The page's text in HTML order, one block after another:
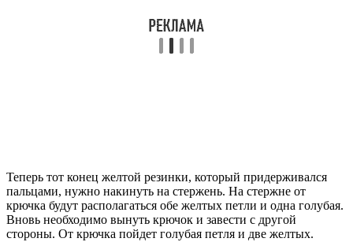
Теперь тот конец желтой резинки, который придерживался
пальцами, нужно накинуть на стержень. На стержне от
крючка будут располагаться обе желтых петли и одна голубая.
Вновь необходимо вынуть крючок и завести с другой
стороны. От крючка пойдет голубая петля и две желтых.